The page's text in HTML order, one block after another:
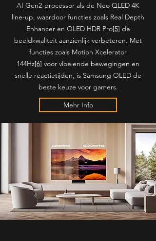
AI Gen2-processor als de Neo QLED 4K
line-up, waardoor functies zoals Real Depth
Enhancer en OLED HDR Pro[5] de
beeldkwaliteit aanzienlijk verbeteren. Met
functies zoals Motion Xcelerator
144Hz[6] voor vloeiende bewegingen en
snelle reactietijden, is Samsung OLED de
beste keuze voor gamers.
Mehr Info